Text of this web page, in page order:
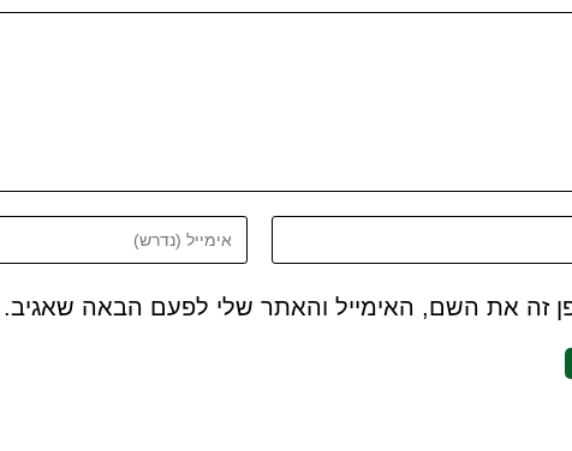
זה את השם, האימייל והאתר שלי לפעם הבאה שאגיב.